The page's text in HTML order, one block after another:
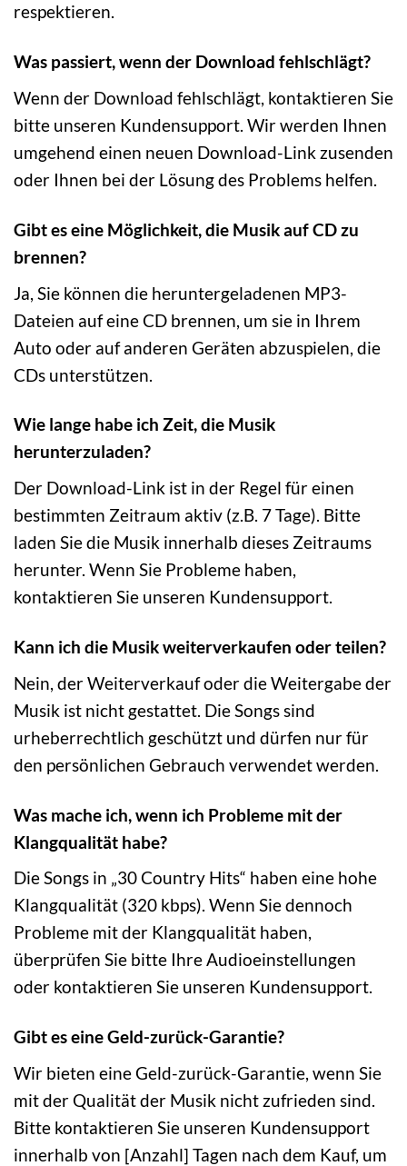
respektieren.
Was passiert, wenn der Download fehlschlägt?
Wenn der Download fehlschlägt, kontaktieren Sie
bitte unseren Kundensupport. Wir werden Ihnen
umgehend einen neuen Download-Link zusenden
oder Ihnen bei der Lösung des Problems helfen.
Gibt es eine Möglichkeit, die Musik auf CD zu
brennen?
Ja, Sie können die heruntergeladenen MP3-
Dateien auf eine CD brennen, um sie in Ihrem
Auto oder auf anderen Geräten abzuspielen, die
CDs unterstützen.
Wie lange habe ich Zeit, die Musik
herunterzuladen?
Der Download-Link ist in der Regel für einen
bestimmten Zeitraum aktiv (z.B. 7 Tage). Bitte
laden Sie die Musik innerhalb dieses Zeitraums
herunter. Wenn Sie Probleme haben,
kontaktieren Sie unseren Kundensupport.
Kann ich die Musik weiterverkaufen oder teilen?
Nein, der Weiterverkauf oder die Weitergabe der
Musik ist nicht gestattet. Die Songs sind
urheberrechtlich geschützt und dürfen nur für
den persönlichen Gebrauch verwendet werden.
Was mache ich, wenn ich Probleme mit der
Klangqualität habe?
Die Songs in „30 Country Hits“ haben eine hohe
Klangqualität (320 kbps). Wenn Sie dennoch
Probleme mit der Klangqualität haben,
überprüfen Sie bitte Ihre Audioeinstellungen
oder kontaktieren Sie unseren Kundensupport.
Gibt es eine Geld-zurück-Garantie?
Wir bieten eine Geld-zurück-Garantie, wenn Sie
mit der Qualität der Musik nicht zufrieden sind.
Bitte kontaktieren Sie unseren Kundensupport
innerhalb von [Anzahl] Tagen nach dem Kauf, um